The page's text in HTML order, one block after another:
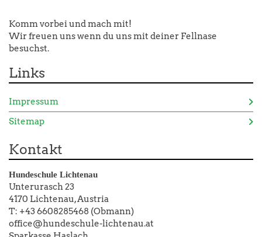
Komm vorbei und mach mit!
Wir freuen uns wenn du uns mit deiner Fellnase
besuchst.
Links
Impressum
Sitemap
Kontakt
Hundeschule Lichtenau
Unterurasch 23
4170 Lichtenau, Austria
T: +43 6608285468 (Obmann)
office@hundeschule-lichtenau.at